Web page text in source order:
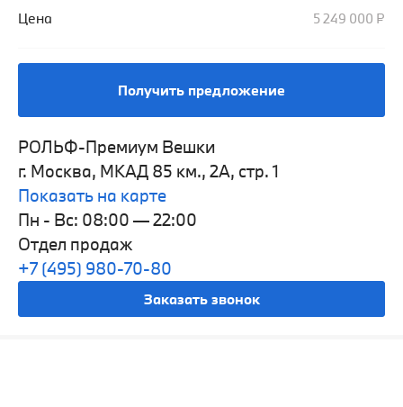
Цена 5 249 000 ₽
Получить предложение
РОЛЬФ-Премиум Вешки
г. Москва, МКАД 85 км., 2А, стр. 1
Показать на карте
Пн - Вс: 08:00 — 22:00
Отдел продаж
+7 (495) 980-70-80
Заказать звонок